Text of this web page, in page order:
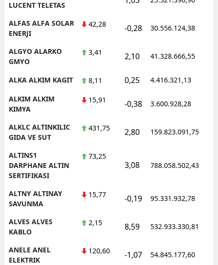
LUCENT TELETAS
ALFAS ALFA SOLAR
ENERJI
42,28 -0,28 30.556.124,38
ALGYO ALARKO
GMYO
3,41 2,10 41.328.666,55
ALKA ALKIM KAGIT 8,11 0,25 4.416.321,13
ALKIM ALKIM
KIMYA
15,91 -0,38 3.600.928,28
ALKLC ALTINKILIC
GIDA VE SUT
431,75 2,80 159.823.091,75
ALTINS1
DARPHANE ALTIN
SERTIFIKASI
73,25
3,08 788.058.502,43
ALTNY ALTINAY
SAVUNMA
15,77 -0,19 95.331.932,78
ALVES ALVES
KABLO
2,15 8,59 532.933.330,81
ANELE ANEL
ELEKTRIK
120,60 -1,07 54.845.177,60